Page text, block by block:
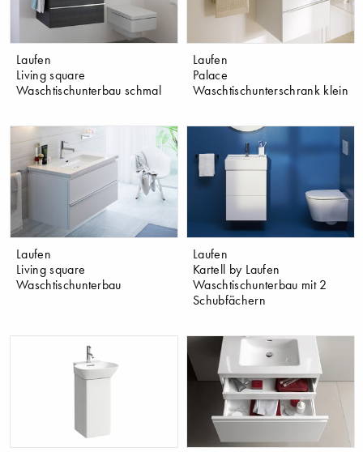
Laufen
Living square
Waschtischunterbau schmal
Laufen
Palace
Waschtischunterschrank klein
Laufen
Living square
Waschtischunterbau
Laufen
Kartell by Laufen
Waschtischunterbau mit 2
Schubfächern